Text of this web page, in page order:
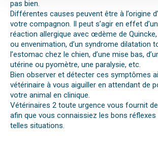
pas bien.
Différentes causes peuvent être à l’origine
votre compagnon. Il peut s’agir en effet d’un
réaction allergique avec œdème de Quincke,
ou envenimation, d’un syndrome dilatation
l’estomac chez le chien, d’une mise bas,
utérine ou pyomètre, une paralysie, etc.
Bien observer et détecter ces symptômes
vétérinaire à vous aiguiller en attendant de
votre animal en clinique.
Vétérinaires 2 toute urgence vous fournit
afin que vous connaissiez les bons réflexes
telles situations.